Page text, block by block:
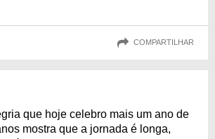
COMPARTILHAR
que hoje celebro mais um ano de
mostra que a jornada é longa,